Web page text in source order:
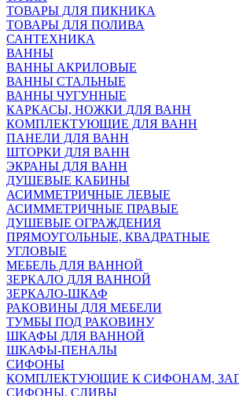
ТОВАРЫ ДЛЯ ПИКНИКА
ТОВАРЫ ДЛЯ ПОЛИВА
САНТЕХНИКА
ВАННЫ
ВАННЫ АКРИЛОВЫЕ
ВАННЫ СТАЛЬНЫЕ
ВАННЫ ЧУГУННЫЕ
КАРКАСЫ, НОЖКИ ДЛЯ ВАНН
КОМПЛЕКТУЮЩИЕ ДЛЯ ВАНН
ПАНЕЛИ ДЛЯ ВАНН
ШТОРКИ ДЛЯ ВАНН
ЭКРАНЫ ДЛЯ ВАНН
ДУШЕВЫЕ КАБИНЫ
АСИММЕТРИЧНЫЕ ЛЕВЫЕ
АСИММЕТРИЧНЫЕ ПРАВЫЕ
ДУШЕВЫЕ ОГРАЖДЕНИЯ
ПРЯМОУГОЛЬНЫЕ, КВАДРАТНЫЕ
УГЛОВЫЕ
МЕБЕЛЬ ДЛЯ ВАННОЙ
ЗЕРКАЛО ДЛЯ ВАННОЙ
ЗЕРКАЛО-ШКАФ
РАКОВИНЫ ДЛЯ МЕБЕЛИ
ТУМБЫ ПОД РАКОВИНУ
ШКАФЫ ДЛЯ ВАННОЙ
ШКАФЫ-ПЕНАЛЫ
СИФОНЫ
КОМПЛЕКТУЮЩИЕ К СИФОНАМ,
СИФОНЫ, СЛИВЫ